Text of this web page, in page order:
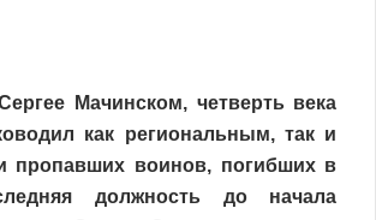
Мачинском, четверть века
как региональным, так и
пропавших воинов, погибших в
должность до начала